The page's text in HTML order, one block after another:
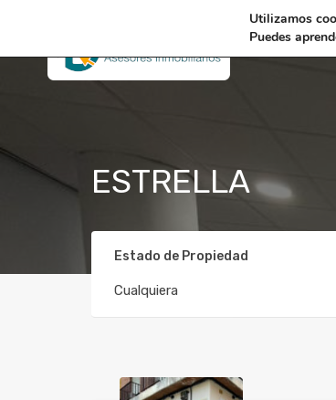
ESTRELLA
Estado de Propiedad
Cualquiera
Utilizamos
Puedes